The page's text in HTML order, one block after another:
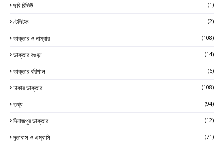
ছবি রিভিউ (1)
টেলিটক (2)
ডাক্তার ও নাম্বার (108)
ডাক্তার বগুড়া (14)
ডাক্তার বরিশাল (6)
ঢাকার ডাক্তার (108)
তথ্য (94)
দিনাজপুর ডাক্তার (12)
দূতাবাস ও এম্বাসি (71)